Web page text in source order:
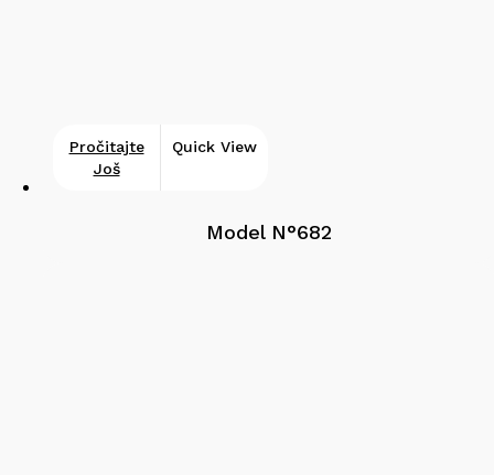
Pročitajte
Još
Quick View
Model N°682